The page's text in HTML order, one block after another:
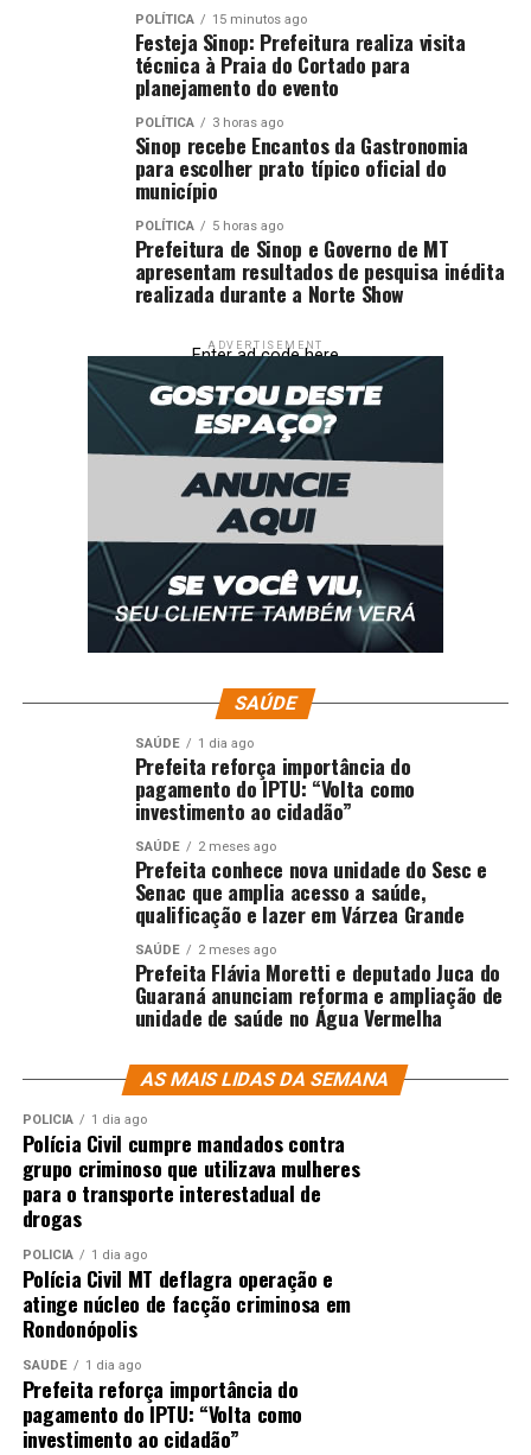
POLÍTICA 15 minutos ago
Festeja Sinop: Prefeitura realiza visita
técnica à Praia do Cortado para
planejamento do evento
POLÍTICA 3 horas ago
Sinop recebe Encantos da Gastronomia
para escolher prato típico oficial do
município
POLÍTICA 5 horas ago
Prefeitura de Sinop e Governo de MT
apresentam resultados de pesquisa inédita
realizada durante a Norte Show
ADVERTISEMENT
Enter ad code here
SAÚDE
SAÚDE 1 dia ago
Prefeita reforça importância do
pagamento do IPTU: “Volta como
investimento ao cidadão”
SAÚDE 2 meses ago
Prefeita conhece nova unidade do Sesc e
Senac que amplia acesso a saúde,
qualificação e lazer em Várzea Grande
SAÚDE 2 meses ago
Prefeita Flávia Moretti e deputado Juca do
Guaraná anunciam reforma e ampliação de
unidade de saúde no Água Vermelha
AS MAIS LIDAS DA SEMANA
POLÍCIA 1 dia ago
Polícia Civil cumpre mandados contra
grupo criminoso que utilizava mulheres
para o transporte interestadual de
drogas
POLÍCIA 1 dia ago
Polícia Civil MT deflagra operação e
atinge núcleo de facção criminosa em
Rondonópolis
SAÚDE 1 dia ago
Prefeita reforça importância do
pagamento do IPTU: “Volta como
investimento ao cidadão”